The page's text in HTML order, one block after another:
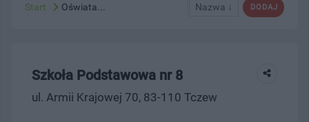
DODAJ
Nazwa ↓
Start Oświata...
Szkoła Podstawowa nr 8
ul. Armii Krajowej 70, 83-110 Tczew